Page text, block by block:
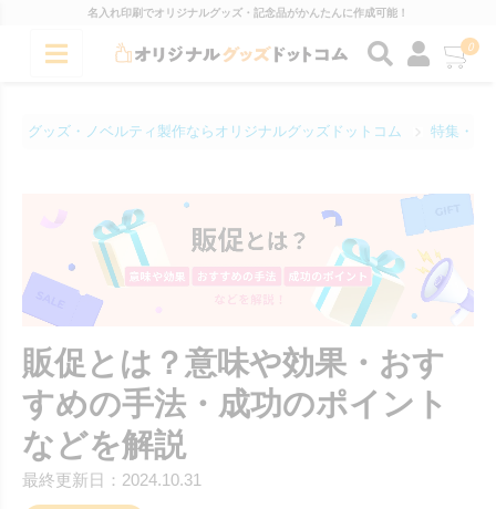
名入れ印刷でオリジナルグッズ・記念品がかんたんに作成可能！
0
グッズ・ノベルティ製作ならオリジナルグッズドットコム 特集・コ
販促とは？意味や効果・おす
すめの手法・成功のポイント
などを解説
最終更新日：2024.10.31